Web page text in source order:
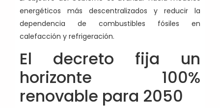
energéticos más descentralizados y reducir la
dependencia de combustibles fósiles en
calefacción y refrigeración.
El decreto fija un
horizonte 100%
renovable para 2050